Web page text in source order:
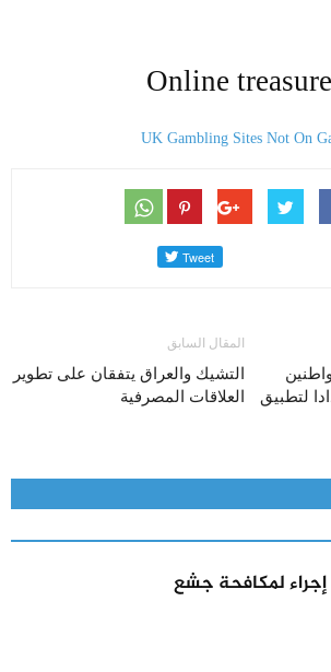
Online
UK Gambling Sites Not On
المقال السابق
التشيك والعراق يتفقان على تطوير
العلاقات المصرفية
لتطبيق
إجراء لمكافحة جشع